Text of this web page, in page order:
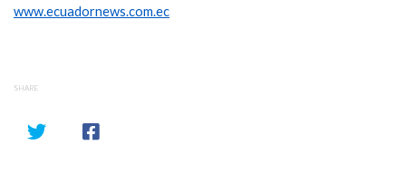
www.ecuadornews.com.ec
SHARE